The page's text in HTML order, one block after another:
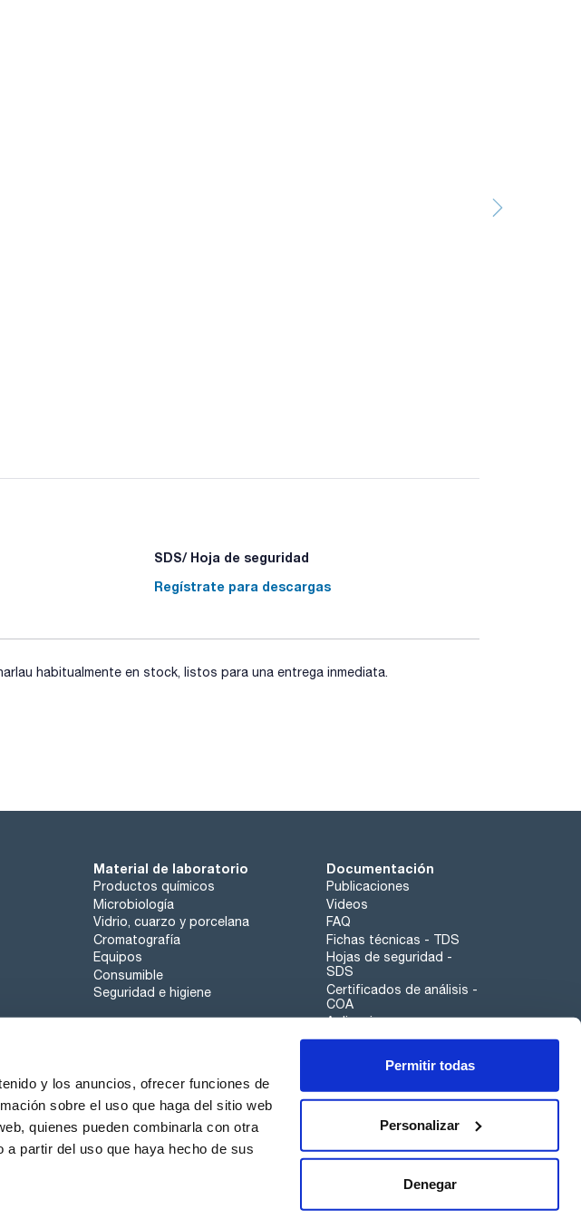
y los anuncios, ofrecer funciones de
sobre el uso que haga del sitio web
quienes pueden combinarla con otra
a partir del uso que haya hecho de sus
Permitir todas
Personalizar
Denegar
- P305+P351+P338 - P310 - P370+P378 - P405 - P501a
%
0,2 ppm
SDS/ Hoja de seguridad
Regístrate para descargas
habitualmente en stock, listos para una entrega inmediata.
Material de laboratorio
Productos químicos
Microbiología
Vidrio, cuarzo y porcelana
Cromatografía
Equipos
Consumible
Seguridad e higiene
Documentación
Publicaciones
Videos
FAQ
Fichas técnicas - TDS
Hojas de seguridad -
SDS
Certificados de análisis -
COA
Aplicaciones
Tabla Periódica
Canal de denuncias
Noticias Trabaja con nosotros